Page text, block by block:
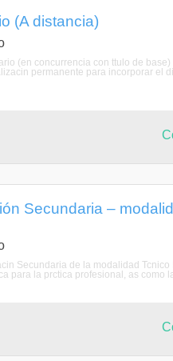
(A distancia)
(en concurrencia con ttulo de
permanente para incorporar el
Secundaria –
Secundaria de la modalidad
para la prctica profesional, as como